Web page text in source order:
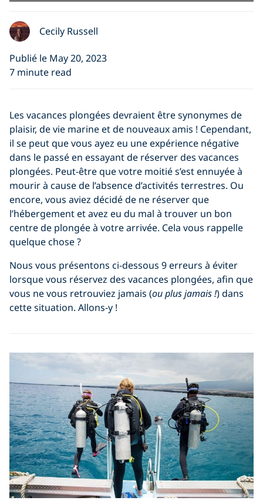
Cecily Russell
Publié le May 20, 2023
7 minute read
Les vacances plongées devraient être synonymes de
plaisir, de vie marine et de nouveaux amis ! Cependant,
il se peut que vous ayez eu une expérience négative
dans le passé en essayant de réserver des vacances
plongées. Peut-être que votre moitié s’est ennuyée à
mourir à cause de l’absence d’activités terrestres. Ou
encore, vous aviez décidé de ne réserver que
l’hébergement et avez eu du mal à trouver un bon
centre de plongée à votre arrivée. Cela vous rappelle
quelque chose ?
Nous vous présentons ci-dessous 9 erreurs à éviter
lorsque vous réservez des vacances plongées, afin que
vous ne vous retrouviez jamais (ou plus jamais !) dans
cette situation. Allons-y !